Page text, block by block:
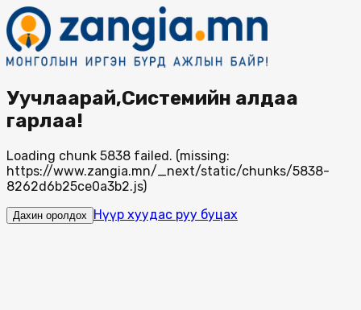
Уучлаарай,Системийн алдаа
гарлаа!
Loading chunk 5838 failed. (missing:
https://www.zangia.mn/_next/static/chunks/5838-
8262d6b25ce0a3b2.js)
Дахин оролдох Нүүр хуудас руу буцах